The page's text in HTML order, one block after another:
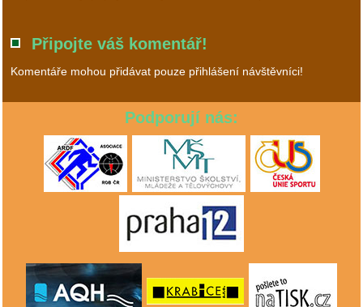
Připojte váš komentář!
Komentáře mohou přidávat pouze přihlášení návštěvníci!
Podporují nás: